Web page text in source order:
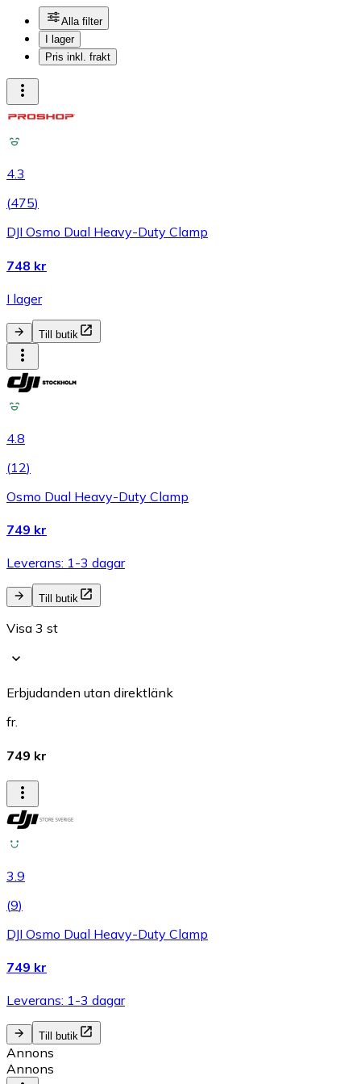
Alla filter
I lager
Pris inkl. frakt
4.3
(475)
DJI Osmo Dual Heavy-Duty Clamp
748 kr
I lager
Till butik
4.8
(12)
Osmo Dual Heavy-Duty Clamp
749 kr
Leverans: 1-3 dagar
Till butik
Visa 3 st
Erbjudanden utan direktlänk
fr.
749 kr
3.9
(9)
DJI Osmo Dual Heavy-Duty Clamp
749 kr
Leverans: 1-3 dagar
Till butik
Annons
Annons